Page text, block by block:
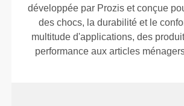
développée par Prozis et conçue
des chocs, la durabilité et le
multitude d'applications, des
performance aux articles